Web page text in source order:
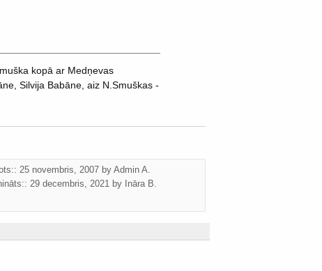
kopā ar Medņevas
Silvija Babāne, aiz N.Smuškas -
25 novembris, 2007 byAdmin A.
29 decembris, 2021 by Ināra B.